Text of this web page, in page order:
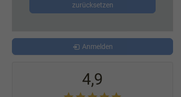
zurücksetzen
Anmelden
4,9